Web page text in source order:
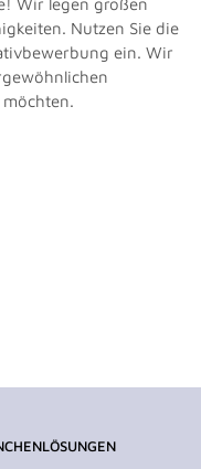
Wir legen großen
Nutzen Sie die
ein. Wir